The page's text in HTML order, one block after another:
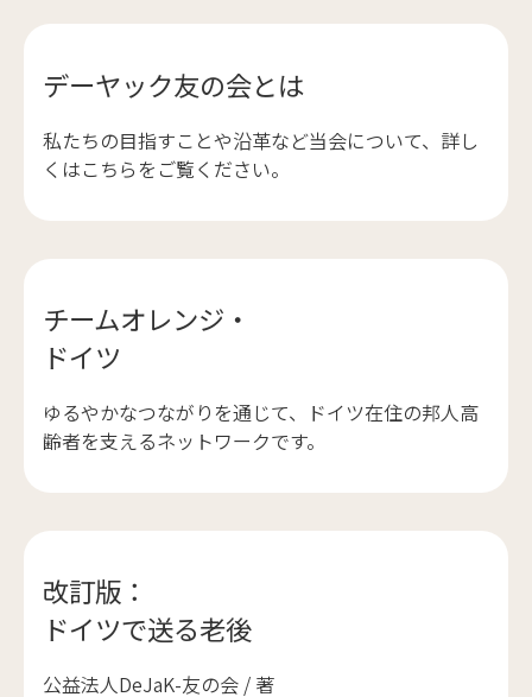
デーヤック友の会とは
私たちの目指すことや沿革など当会について、詳し
くはこちらをご覧ください。
チームオレンジ・
ドイツ
ゆるやかなつながりを通じて、ドイツ在住の邦人高
齢者を支えるネットワークです。
改訂版：
ドイツで送る老後
公益法人DeJaK-友の会 / 著